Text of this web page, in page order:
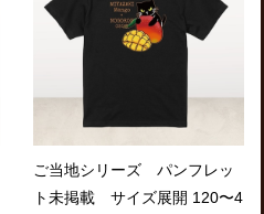
ご当地シリーズ パンフレッ
ト未掲載 サイズ展開 120〜4